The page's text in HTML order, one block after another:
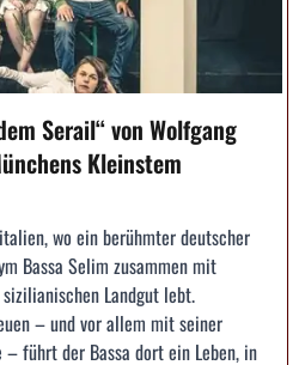
Serail“ von Wolfgang
Kleinstem
wo ein berühmter deutscher
Bassa Selim zusammen mit
Landgut lebt.
– und vor allem mit seiner
führt der Bassa dort ein Leben, in